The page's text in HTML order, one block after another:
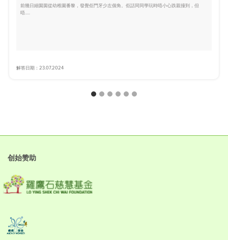
前幾日細囡囡從幼稚園番黎，發覺佢門牙少左個角。佢話同同學玩時唔小心跌親撞到，但
唔.....
解答日期：23.07.2024
创始赞助